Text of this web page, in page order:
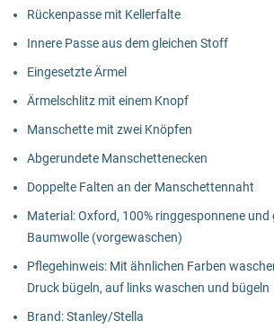
Rückenpasse mit Kellerfalte
Innere Passe aus dem gleichen Stoff
Eingesetzte Ärmel
Ärmelschlitz mit einem Knopf
Manschette mit zwei Knöpfen
Abgerundete Manschettenecken
Doppelte Falten an der Manschettennaht
Material: Oxford, 100% ringgesponnene und
Baumwolle (vorgewaschen)
Pflegehinweis: Mit ähnlichen Farben
Druck bügeln, auf links waschen und bügeln
Brand: Stanley/Stella